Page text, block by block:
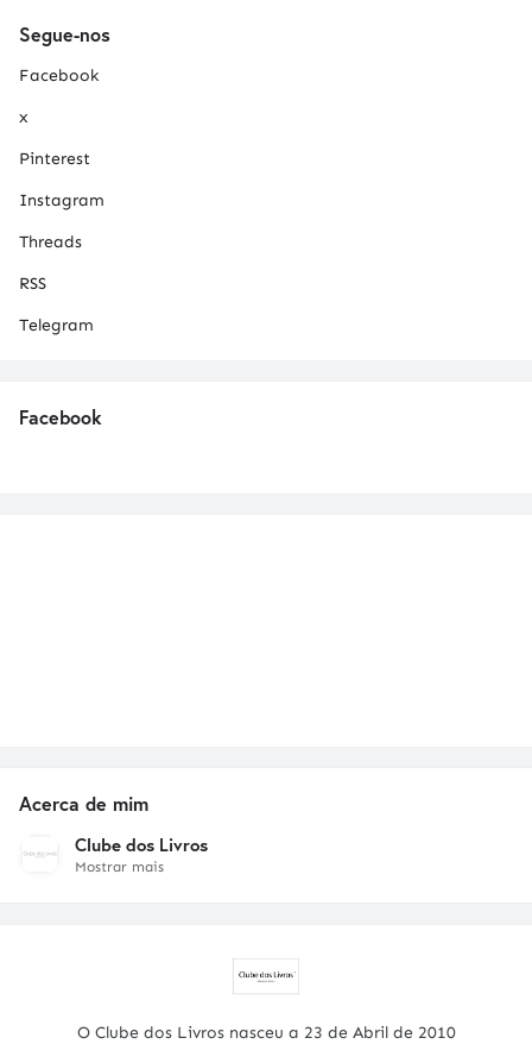
Segue-nos
Facebook
x
Pinterest
Instagram
Threads
RSS
Telegram
Facebook
Acerca de mim
Clube dos Livros
Mostrar mais
O Clube dos Livros nasceu a 23 de Abril de 2010